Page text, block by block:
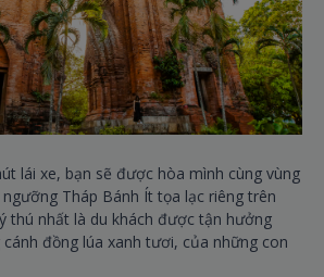
lái xe, bạn sẽ được hòa mình cùng vùng
Tháp Bánh Ít tọa lạc riêng trên
thú nhất là du khách được tận hưởng
đồng lúa xanh tươi, của những con